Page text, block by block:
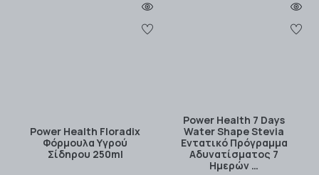
Power Health Floradix
Φόρμουλα Υγρού
Σίδηρου 250ml
Power Health 7 Days
Water Shape Stevia
Εντατικό Πρόγραμμα
Αδυνατίσματος 7
Ημερών …